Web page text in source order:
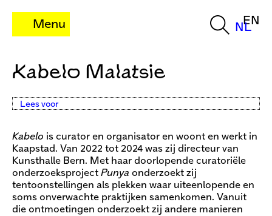
Menu NL
EN
Kabelo Malatsie
Lees voor
Kabelo is curator en organisator en woont en werkt in
Kaapstad. Van 2022 tot 2024 was zij directeur van
Kunsthalle Bern. Met haar doorlopende curatoriële
onderzoeksproject Punya onderzoekt zij
tentoonstellingen als plekken waar uiteenlopende en
soms onverwachte praktijken samenkomen. Vanuit
die ontmoetingen onderzoekt zij andere manieren